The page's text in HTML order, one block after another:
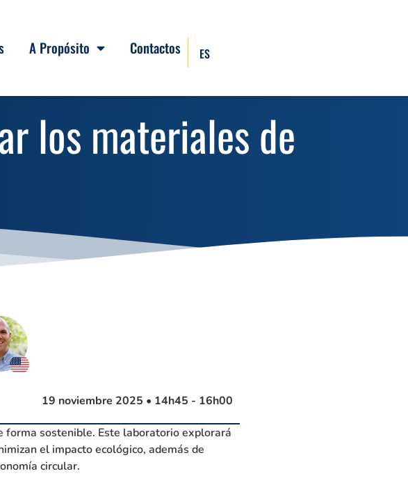
A Propósito Contactos ES
los materiales de
19 noviembre 2025 • 14h45 - 16h00
forma sostenible. Este laboratorio explorará
el impacto ecológico, además de
circular.